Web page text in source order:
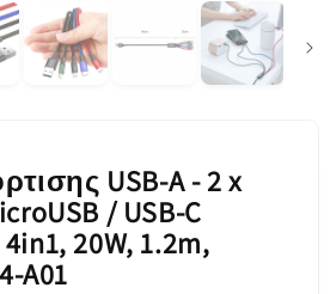
USB-A - 2 x
/ USB-C
20W, 1.2m,
A01